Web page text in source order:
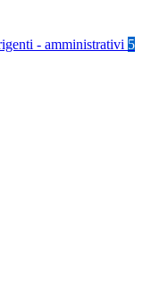
- amministrativi 5